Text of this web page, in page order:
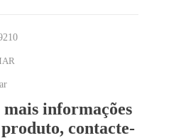
mais informações
contacte-